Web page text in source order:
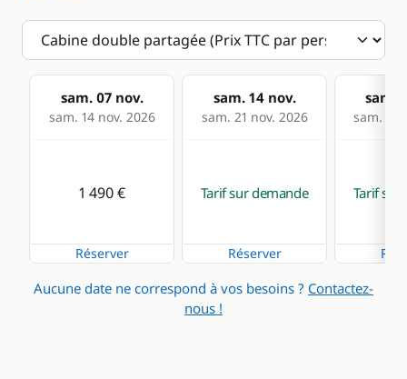
sam. 07 nov.
sam. 14 nov. 2026
sam. 14 nov.
sam. 21 nov. 2026
sam.
sam. 12
1 490 €
Réserver
Tarif sur demande
Réserver
Tarif sur
Aucune date ne correspond à vos besoins ? Contactez-
nous !